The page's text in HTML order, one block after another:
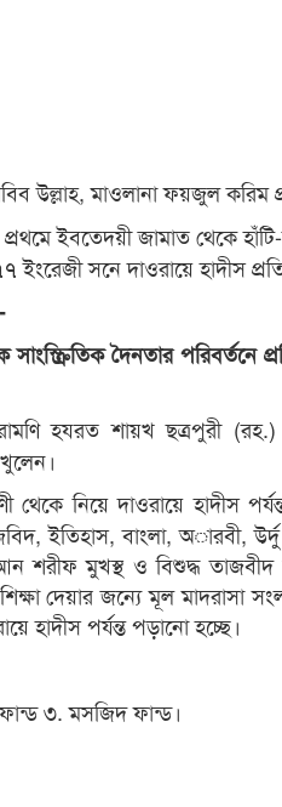
উল্লাহ, মাওলানা ফয়জুল করিম
প্রথমে ইবতেদয়ী জামাত থেকে
সনে দাওরায়ে হাদীস
দৈনতার পরিবর্তনে
হযরত শায়খ ছত্রপুরী (রহ.)
থেকে নিয়ে দাওরায়ে হাদীস
ইতিহাস, বাংলা, অারবী, উর্দু
শরীফ মুখস্থ ও বিশুদ্ধ তাজবীদ
দেয়ার জন্যে মূল মাদরাসা
হাদীস পর্যন্ত পড়ানো হচ্ছে।
৩. মসজিদ ফান্ড।